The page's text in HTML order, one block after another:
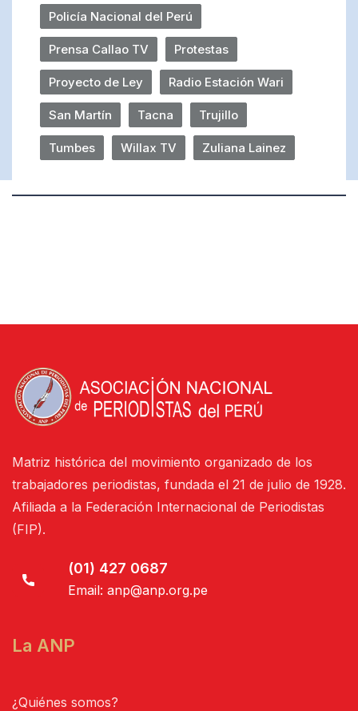
Policía Nacional del Perú
Prensa Callao TV Protestas
Proyecto de Ley Radio Estación Wari
San Martín Tacna Trujillo
Tumbes Willax TV Zuliana Lainez
Matriz histórica del movimiento organizado de los
trabajadores periodistas, fundada el 21 de julio de 1928.
Afiliada a la Federación Internacional de Periodistas
(FIP).
(01) 427 0687
Email: anp@anp.org.pe
La ANP
¿Quiénes somos?